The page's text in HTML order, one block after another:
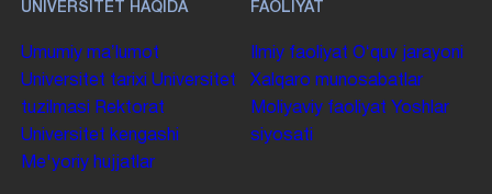
UNIVERSITET HAQIDA
Umumiy maʼlumot
Universitet tarixi Universitet
tuzilmasi
Rektorat
Universitet kengashi
Me'yoriy hujjatlar
FAOLIYAT
Ilmiy faoliyat Oʻquv jarayoni
Xalqaro munosabatlar
Moliyaviy faoliyat Yoshlar
siyosati